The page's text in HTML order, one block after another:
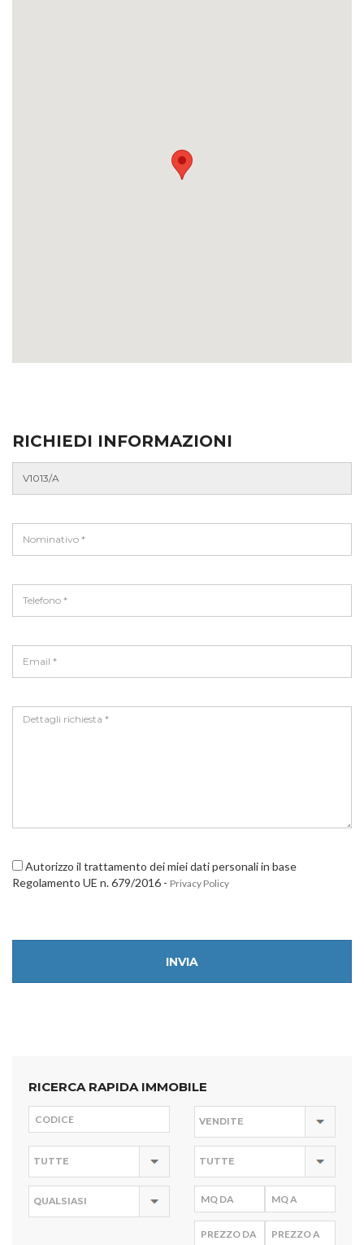
RICHIEDI INFORMAZIONI
Autorizzo il trattamento dei miei dati personali in base
Regolamento UE n. 679/2016 - Privacy Policy
INVIA
RICERCA RAPIDA IMMOBILE